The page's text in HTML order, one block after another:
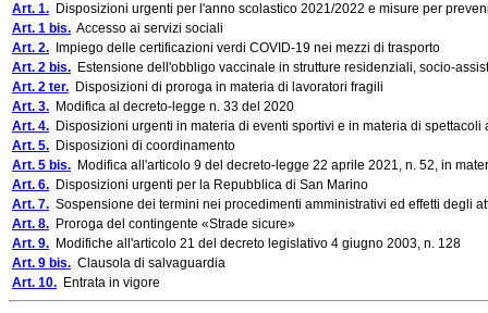
Art. 1. Disposizioni urgenti per l'anno scolastico 2021/2022 e misure per
Art. 1 bis. Accesso ai servizi sociali
Art. 2. Impiego delle certificazioni verdi COVID-19 nei mezzi di trasporto
Art. 2 bis. Estensione dell'obbligo vaccinale in strutture residenziali, socio-
Art. 2 ter. Disposizioni di proroga in materia di lavoratori fragili
Art. 3. Modifica al decreto-legge n. 33 del 2020
Art. 4. Disposizioni urgenti in materia di eventi sportivi e in materia di spettacoli
Art. 5. Disposizioni di coordinamento
Art. 5 bis. Modifica all'articolo 9 del decreto-legge 22 aprile 2021, n. 52, in
Art. 6. Disposizioni urgenti per la Repubblica di San Marino
Art. 7. Sospensione dei termini nei procedimenti amministrativi ed effetti degli
Art. 8. Proroga del contingente «Strade sicure»
Art. 9. Modifiche all'articolo 21 del decreto legislativo 4 giugno 2003, n. 128
Art. 9 bis. Clausola di salvaguardia
Art. 10. Entrata in vigore